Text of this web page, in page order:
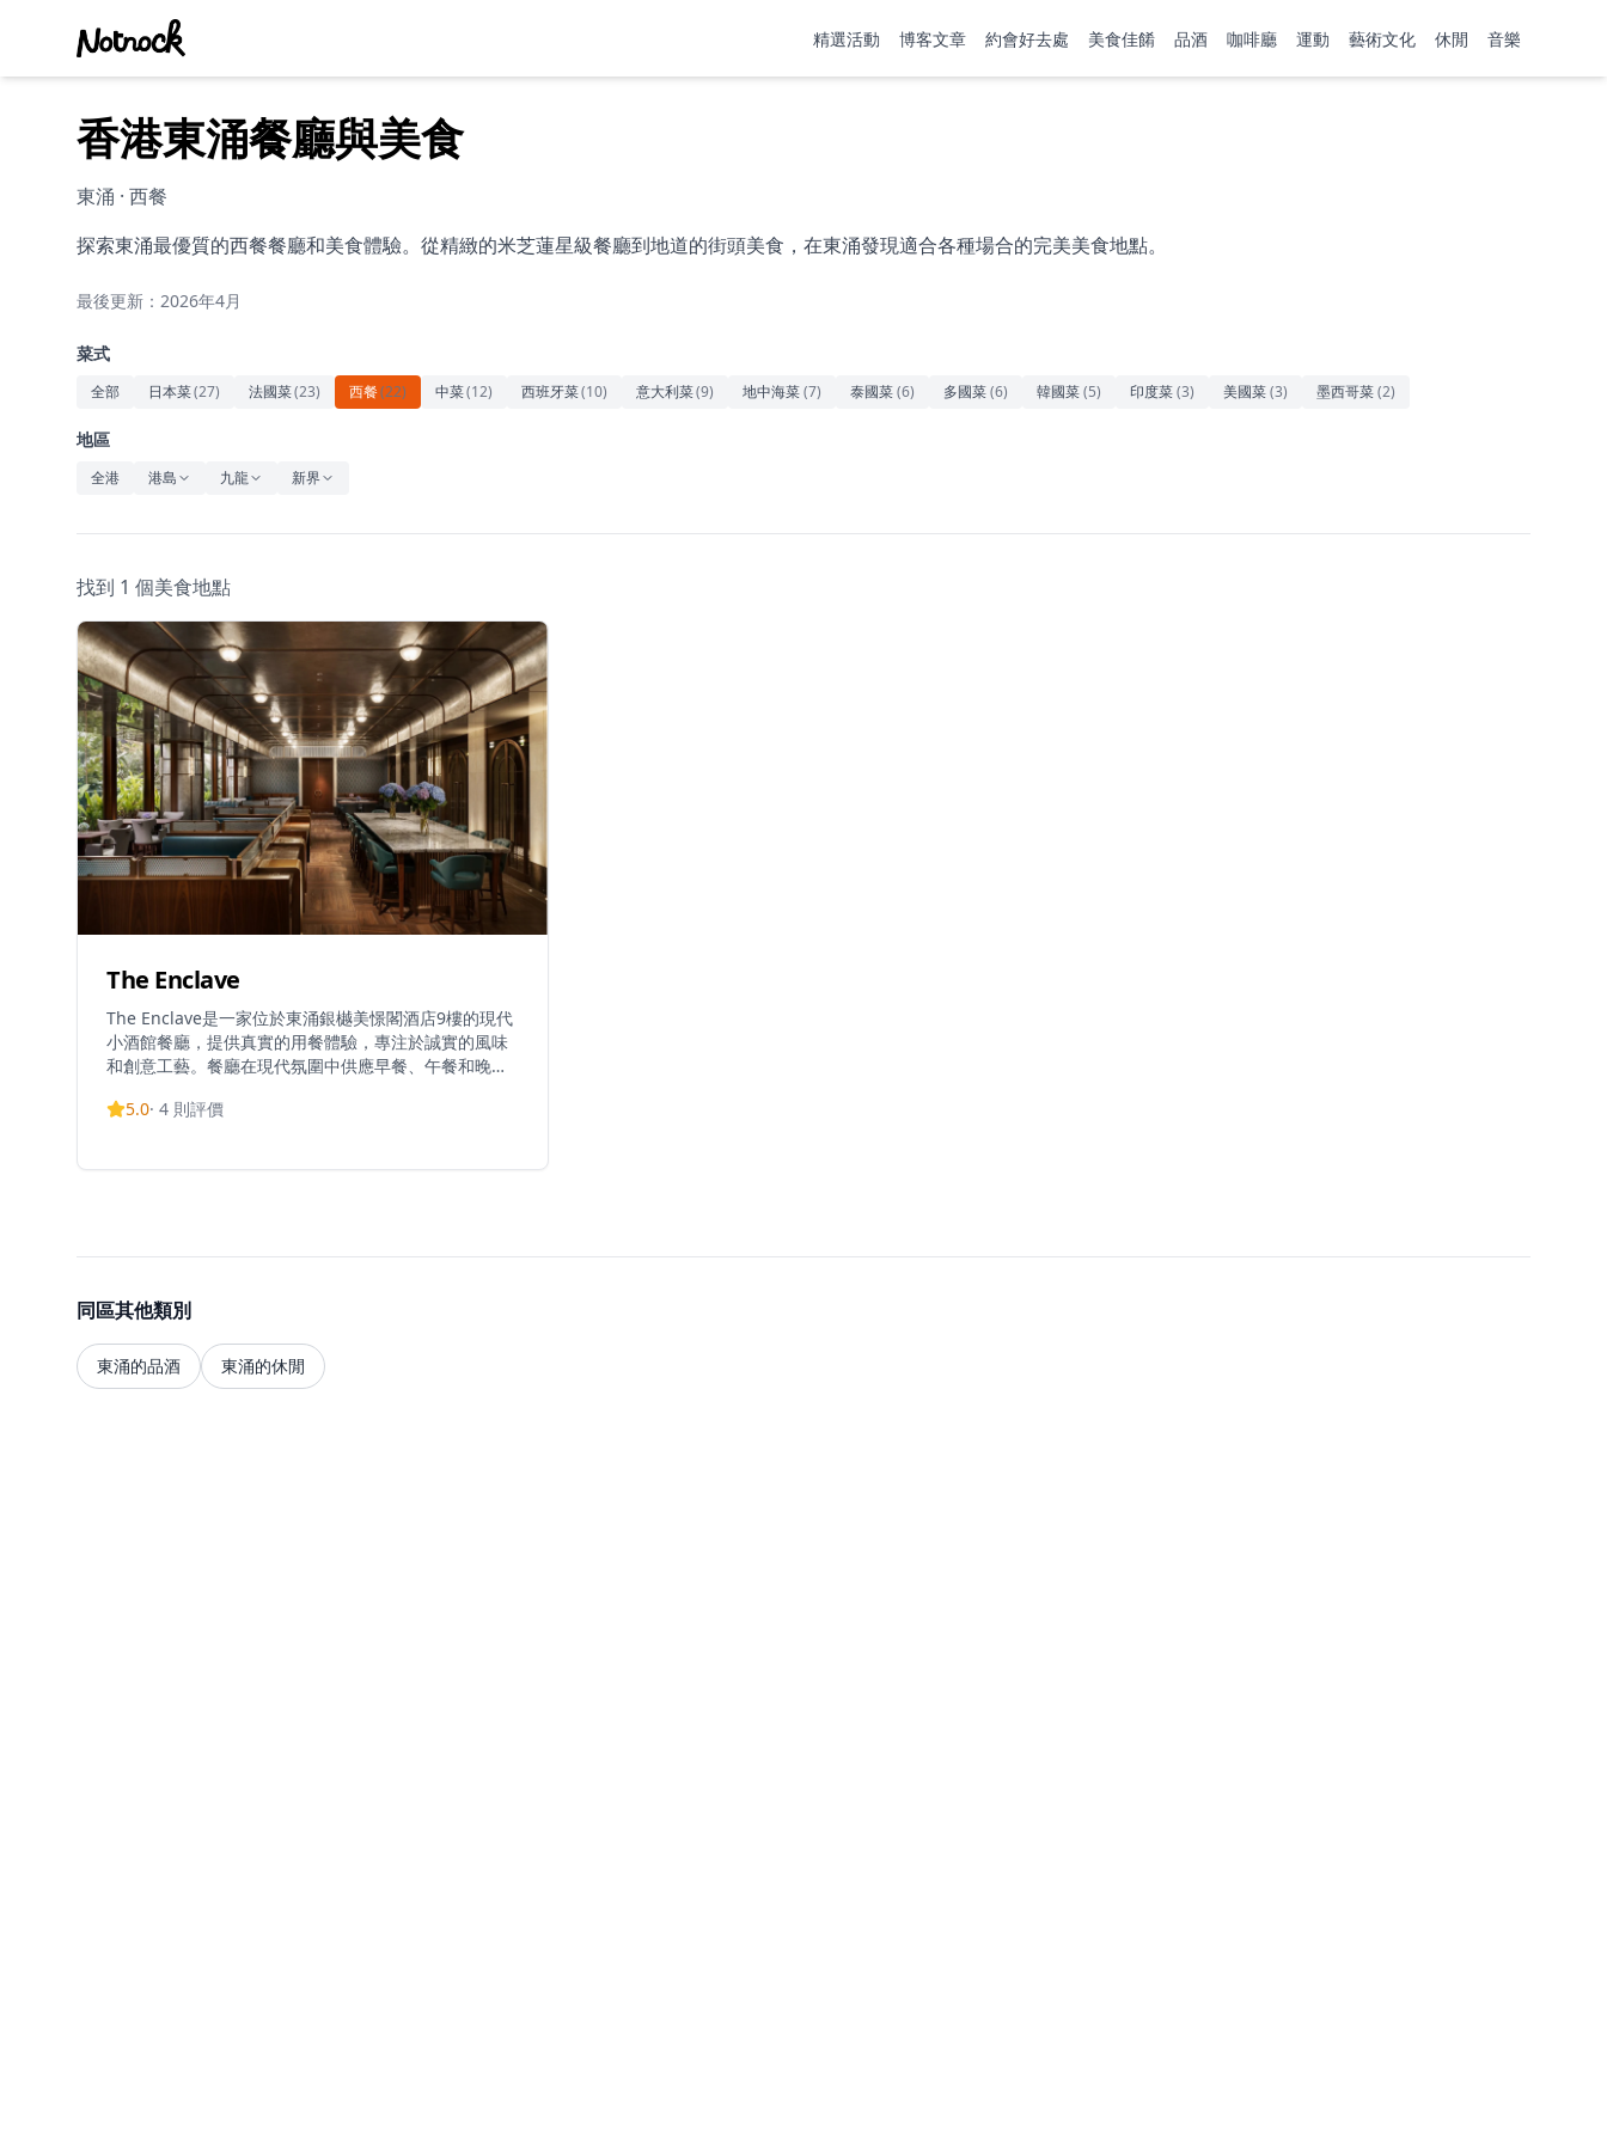
精選活動 博客文章 約會好去處 美食佳餚 品酒 咖啡廳 運動 藝術文化 休閒 音樂
香港東涌餐廳與美食
東涌 · 西餐
探索東涌最優質的西餐餐廳和美食體驗。從精緻的米芝蓮星級餐廳到地道的街頭美食，在東涌發現適合各種場合的完美美食地點。
最後更新：2026年4月
菜式
全部 日本菜(27) 法國菜(23) 西餐(22) 中菜(12) 西班牙菜(10) 意大利菜(9) 地中海菜(7) 泰國菜(6) 多國菜(6) 韓國菜(5) 印度菜(3) 美國菜(3) 墨西哥菜(2)
地區
全港 港島 九龍 新界
找到 1 個美食地點
The Enclave
The Enclave是一家位於東涌銀樾美憬閣酒店9樓的現代
小酒館餐廳，提供真實的用餐體驗，專注於誠實的風味
和創意工藝。餐廳在現代氛圍中供應早餐、午餐和晚
美食。菜單提供多種用餐選擇，包括「大嶼山目的地：
拖、浴袍、背心和運動服。作為銀樾美憬閣酒店的一部
便利位置，並提供免費機場穿梭巴士服務。所有價格均
以港幣計算並加收10%服務費，建議預訂以獲得最佳用
餐體驗。
5.0· 4 則評價
同區其他類別
東涌的品酒 東涌的休閒